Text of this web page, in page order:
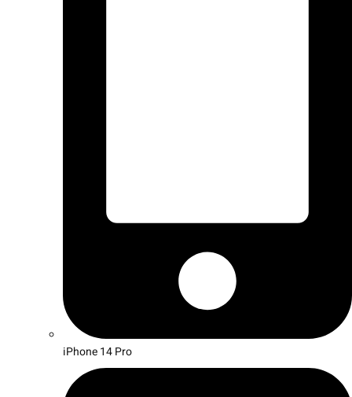
iPhone 14 Pro